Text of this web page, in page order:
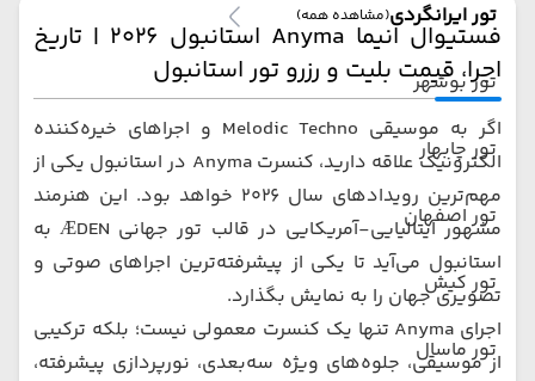
تور ایرانگردی(مشاهده همه)
تور بوشهر
تور چابهار
تور اصفهان
تور کیش
تور ماسال
فستیوال انیما Anyma استانبول 2026 | تاریخ
اجرا، قیمت بلیت و رزرو تور استانبول
اگر به موسیقی Melodic Techno و اجراهای خیره‌کننده
الکترونیک علاقه دارید، کنسرت Anyma در استانبول یکی از
مهم‌ترین رویدادهای سال 2026 خواهد بود. این هنرمند
مشهور ایتالیایی-آمریکایی در قالب تور جهانی ÆDEN به
استانبول می‌آید تا یکی از پیشرفته‌ترین اجراهای صوتی و
تصویری جهان را به نمایش بگذارد.
اجرای Anyma تنها یک کنسرت معمولی نیست؛ بلکه ترکیبی
از موسیقی، جلوه‌های ویژه سه‌بعدی، نورپردازی پیشرفته،